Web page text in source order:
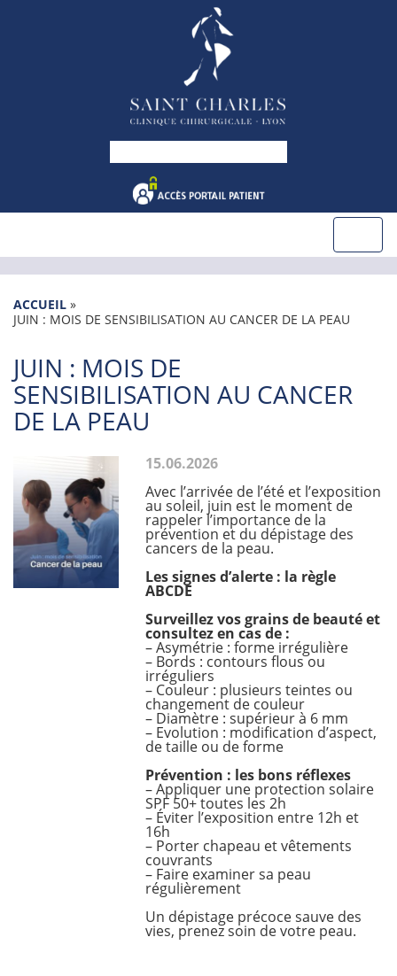
ACCUEIL »
JUIN : MOIS DE SENSIBILISATION AU CANCER DE LA PEAU
JUIN : MOIS DE
SENSIBILISATION AU CANCER
DE LA PEAU
15.06.2026
Avec l’arrivée de l’été et l’exposition
au soleil, juin est le moment de
rappeler l’importance de la
prévention et du dépistage des
cancers de la peau.
Les signes d’alerte : la règle
ABCDE
Surveillez vos grains de beauté et
consultez en cas de :
– Asymétrie : forme irrégulière
– Bords : contours flous ou
irréguliers
– Couleur : plusieurs teintes ou
changement de couleur
– Diamètre : supérieur à 6 mm
– Evolution : modification d’aspect,
de taille ou de forme
Prévention : les bons réflexes
– Appliquer une protection solaire
SPF 50+ toutes les 2h
– Éviter l’exposition entre 12h et
16h
– Porter chapeau et vêtements
couvrants
– Faire examiner sa peau
régulièrement
Un dépistage précoce sauve des
vies, prenez soin de votre peau.